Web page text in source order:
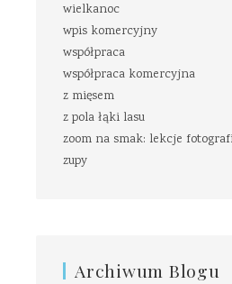
wielkanoc
wpis komercyjny
współpraca
współpraca komercyjna
z mięsem
z pola łąki lasu
zoom na smak: lekcje
zupy
Archiwum Blogu